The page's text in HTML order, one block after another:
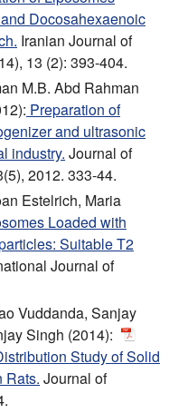
Docosahexaenoic
Iranian Journal of
13 (2): 393-404.
M.B. Abd Rahman
Preparation of
and ultrasonic
industry. Journal of
2012. 333-44.
Estelrich, Maria
Loaded with
Suitable T2
Journal of
Vuddanda, Sanjay
Singh (2014):
Study of Solid
Rats. Journal of